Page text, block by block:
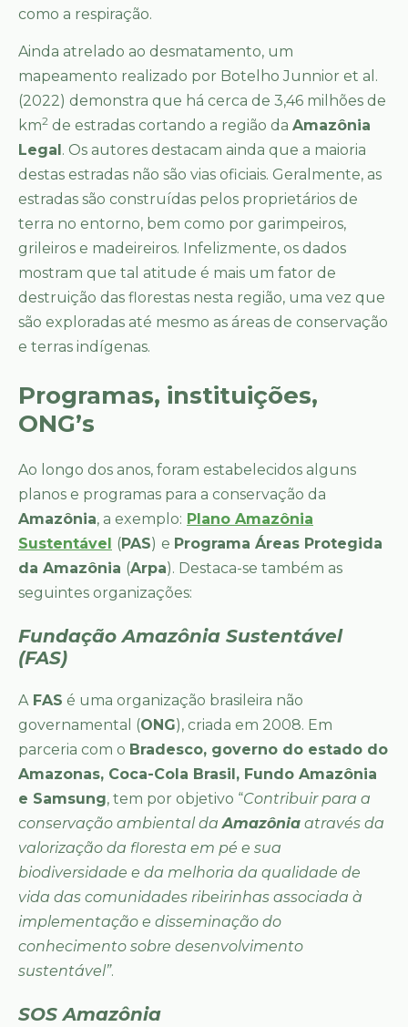
como a respiração.
Ainda atrelado ao desmatamento, um
mapeamento realizado por Botelho Junnior et al.
(2022) demonstra que há cerca de 3,46 milhões de
km2 de estradas cortando a região da Amazônia
Legal . Os autores destacam ainda que a maioria
destas estradas não são vias oficiais. Geralmente, as
estradas são construídas pelos proprietários de
terra no entorno, bem como por garimpeiros,
grileiros e madeireiros. Infelizmente, os dados
mostram que tal atitude é mais um fator de
destruição das florestas nesta região, uma vez que
são exploradas até mesmo as áreas de conservação
e terras indígenas.
Programas, instituições,
ONG’s
Ao longo dos anos, foram estabelecidos alguns
planos e programas para a conservação da
Amazônia, a exemplo: Plano Amazônia
Sustentável (PAS) e Programa Áreas Protegida
da Amazônia (Arpa). Destaca-se também as
seguintes organizações:
Fundação Amazônia Sustentável
(FAS)
AFAS é uma organização brasileira não
governamental (ONG), criada em 2008. Em
parceria com o Bradesco, governo do estado do
Amazonas, Coca-Cola Brasil, Fundo Amazônia
e Samsung, tem por objetivo “Contribuir para a
conservação ambiental daAmazônia através da
valorização da floresta em pé e sua
biodiversidade e da melhoria da qualidade de
vida das comunidades ribeirinhas associada à
implementação e disseminação do
conhecimento sobre desenvolvimento
sustentável”.
SOS Amazônia